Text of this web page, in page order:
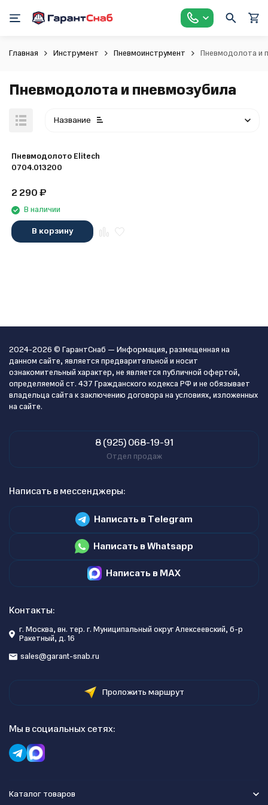
Главная Инструмент Пневмоинструмент Пневмодолота и
Пневмодолота и пневмозубила
Название
Пневмодолото Elitech
0704.013200
2 290₽
В наличии
В корзину
2024-2026 © ГарантСнаб — Информация, размещенная на
данном сайте, является предварительной и носит
ознакомительный характер, не является публичной офертой,
определяемой ст. 437 Гражданского кодекса РФ и не обязывает
владельца сайта к заключению договора на условиях, изложенных
на сайте.
8 (925) 068-19-91
Отдел продаж
Написать в мессенджеры:
Написать в Telegram
Написать в Whatsapp
Написать в MAX
Контакты:
г. Москва, вн. тер. г. Муниципальный округ Алексеевский, б-р
Ракетный, д. 16
sales@garant-snab.ru
Проложить маршрут
Мы в социальных сетях:
Каталог товаров